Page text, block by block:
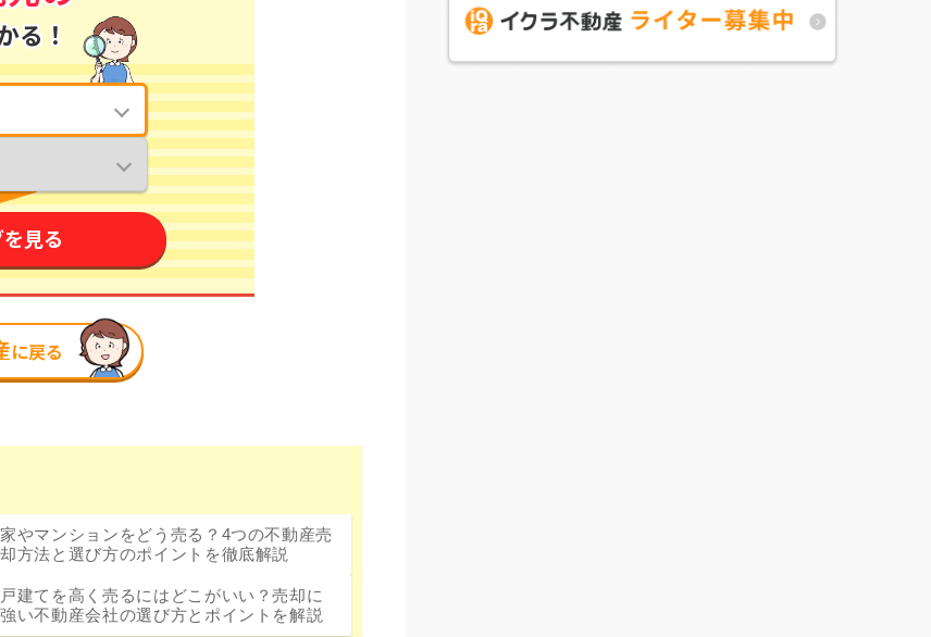
家やマンションをどう売る？4つの不動産売
却方法と選び方のポイントを徹底解説
戸建てを高く売るにはどこがいい？売却に
強い不動産会社の選び方とポイントを解説